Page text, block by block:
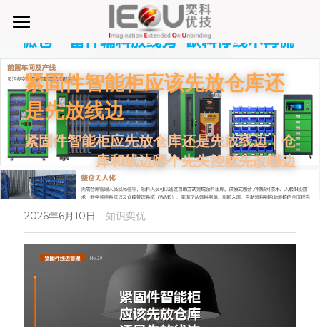
首页
微仓
D系微仓（热销）
产品与服务
单元智能化
单元智慧化
6S精益管理必备品
行业应用及案列
MRO工业物料智能化管理
手机平板智能存储
废旧家电拆解解决方案
商超快递配送解决方案
关于奕优
公司介绍
Lean Manufacturing（精益生产和管理）
紧固件智能柜应该先放仓库还
是先放线边
紧固件智能柜应先放仓库还是先放线边｜仓
库和线边哪个先失控就先改哪边
2026年6月10日 · 知识奕优